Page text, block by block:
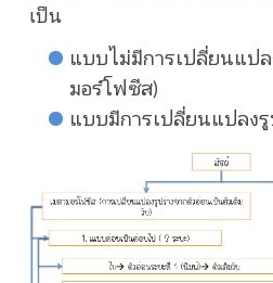
เป็น
แบบไม่มีการเปลี่ยนแปล
มอร์โฟซีส)
แบบมีการเปลี่ยนแปลง